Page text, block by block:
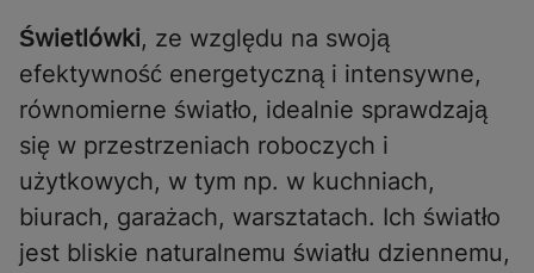
Świetlówki, ze względu na swoją
efektywność energetyczną i intensywne,
równomierne światło, idealnie sprawdzają
się w przestrzeniach roboczych i
użytkowych, w tym np. w kuchniach,
biurach, garażach, warsztatach. Ich światło
jest bliskie naturalnemu światłu dziennemu,